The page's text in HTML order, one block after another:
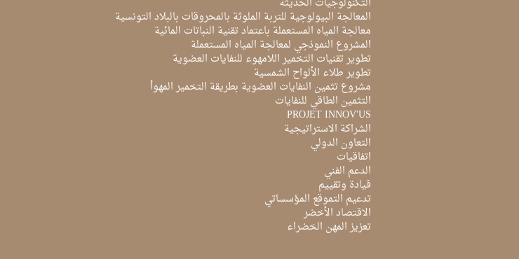
المعالجة البيولوجية للتربة الملوثة بالمحروقات بالبلاد التونسية
معالجة المياه المستعملة باعتماد تقنية النباتات المائية
المشروع النموذجي لمعالجة المياه المستعملة
تطوير تقنيات التخمير اللامهوء للنفايات العضوية
تطوير طلاء الألواح الشمسية
مشروع تثمين النفايات العضوية بطريقة التخمير المهوأ
التثمين الطاقي للنفايات
PROJET INNOV'US
الشراكة الاستراتيجية
التعاون الدولي
اتفاقيات
الدعم الفني
قيادة وتقييم
تدعيم التموقع المؤسساتي
الاقتصاد الأخضر
تعزيز المهن الخضراء